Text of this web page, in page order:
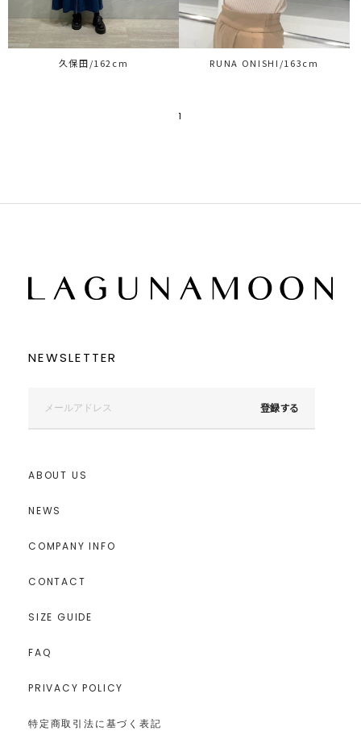
久保田/162cm RUNA ONISHI/163cm
1
NEWSLETTER
登録する
ABOUT US
NEWS
COMPANY INFO
CONTACT
SIZE GUIDE
FAQ
PRIVACY POLICY
特定商取引法に基づく表記